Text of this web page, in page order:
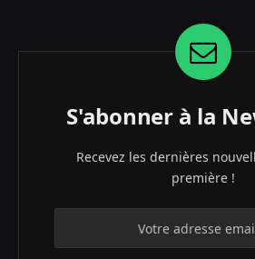
S'abonner à la
Recevez les dernières
première !